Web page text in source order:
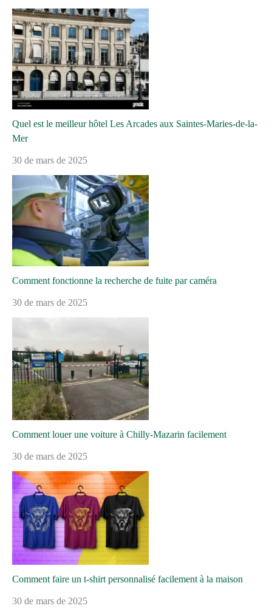
Quel est le meilleur hôtel Les Arcades aux Saintes-Maries-de-la-
Mer
30 de mars de 2025
Comment fonctionne la recherche de fuite par caméra
30 de mars de 2025
Comment louer une voiture à Chilly-Mazarin facilement
30 de mars de 2025
Comment faire un t-shirt personnalisé facilement à la maison
30 de mars de 2025